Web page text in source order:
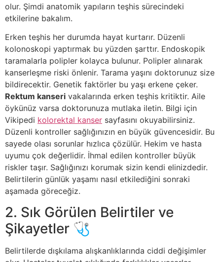
olur. Şimdi anatomik yapıların teşhis sürecindeki
etkilerine bakalım.
Erken teşhis her durumda hayat kurtarır. Düzenli
kolonoskopi yaptırmak bu yüzden şarttır. Endoskopik
taramalarla polipler kolayca bulunur. Polipler alınarak
kanserleşme riski önlenir. Tarama yaşını doktorunuz size
bildirecektir. Genetik faktörler bu yaşı erkene çeker.
Rektum kanseri vakalarında erken teşhis kritiktir. Aile
öykünüz varsa doktorunuza mutlaka iletin. Bilgi için
Vikipedi kolorektal kanser sayfasını okuyabilirsiniz.
Düzenli kontroller sağlığınızın en büyük güvencesidir. Bu
sayede olası sorunlar hızlıca çözülür. Hekim ve hasta
uyumu çok değerlidir. İhmal edilen kontroller büyük
riskler taşır. Sağlığınızı korumak sizin kendi elinizdedir.
Belirtilerin günlük yaşamı nasıl etkilediğini sonraki
aşamada göreceğiz.
2. Sık Görülen Belirtiler ve
Şikayetler 🩺
Belirtilerde dışkılama alışkanlıklarında ciddi değişimler